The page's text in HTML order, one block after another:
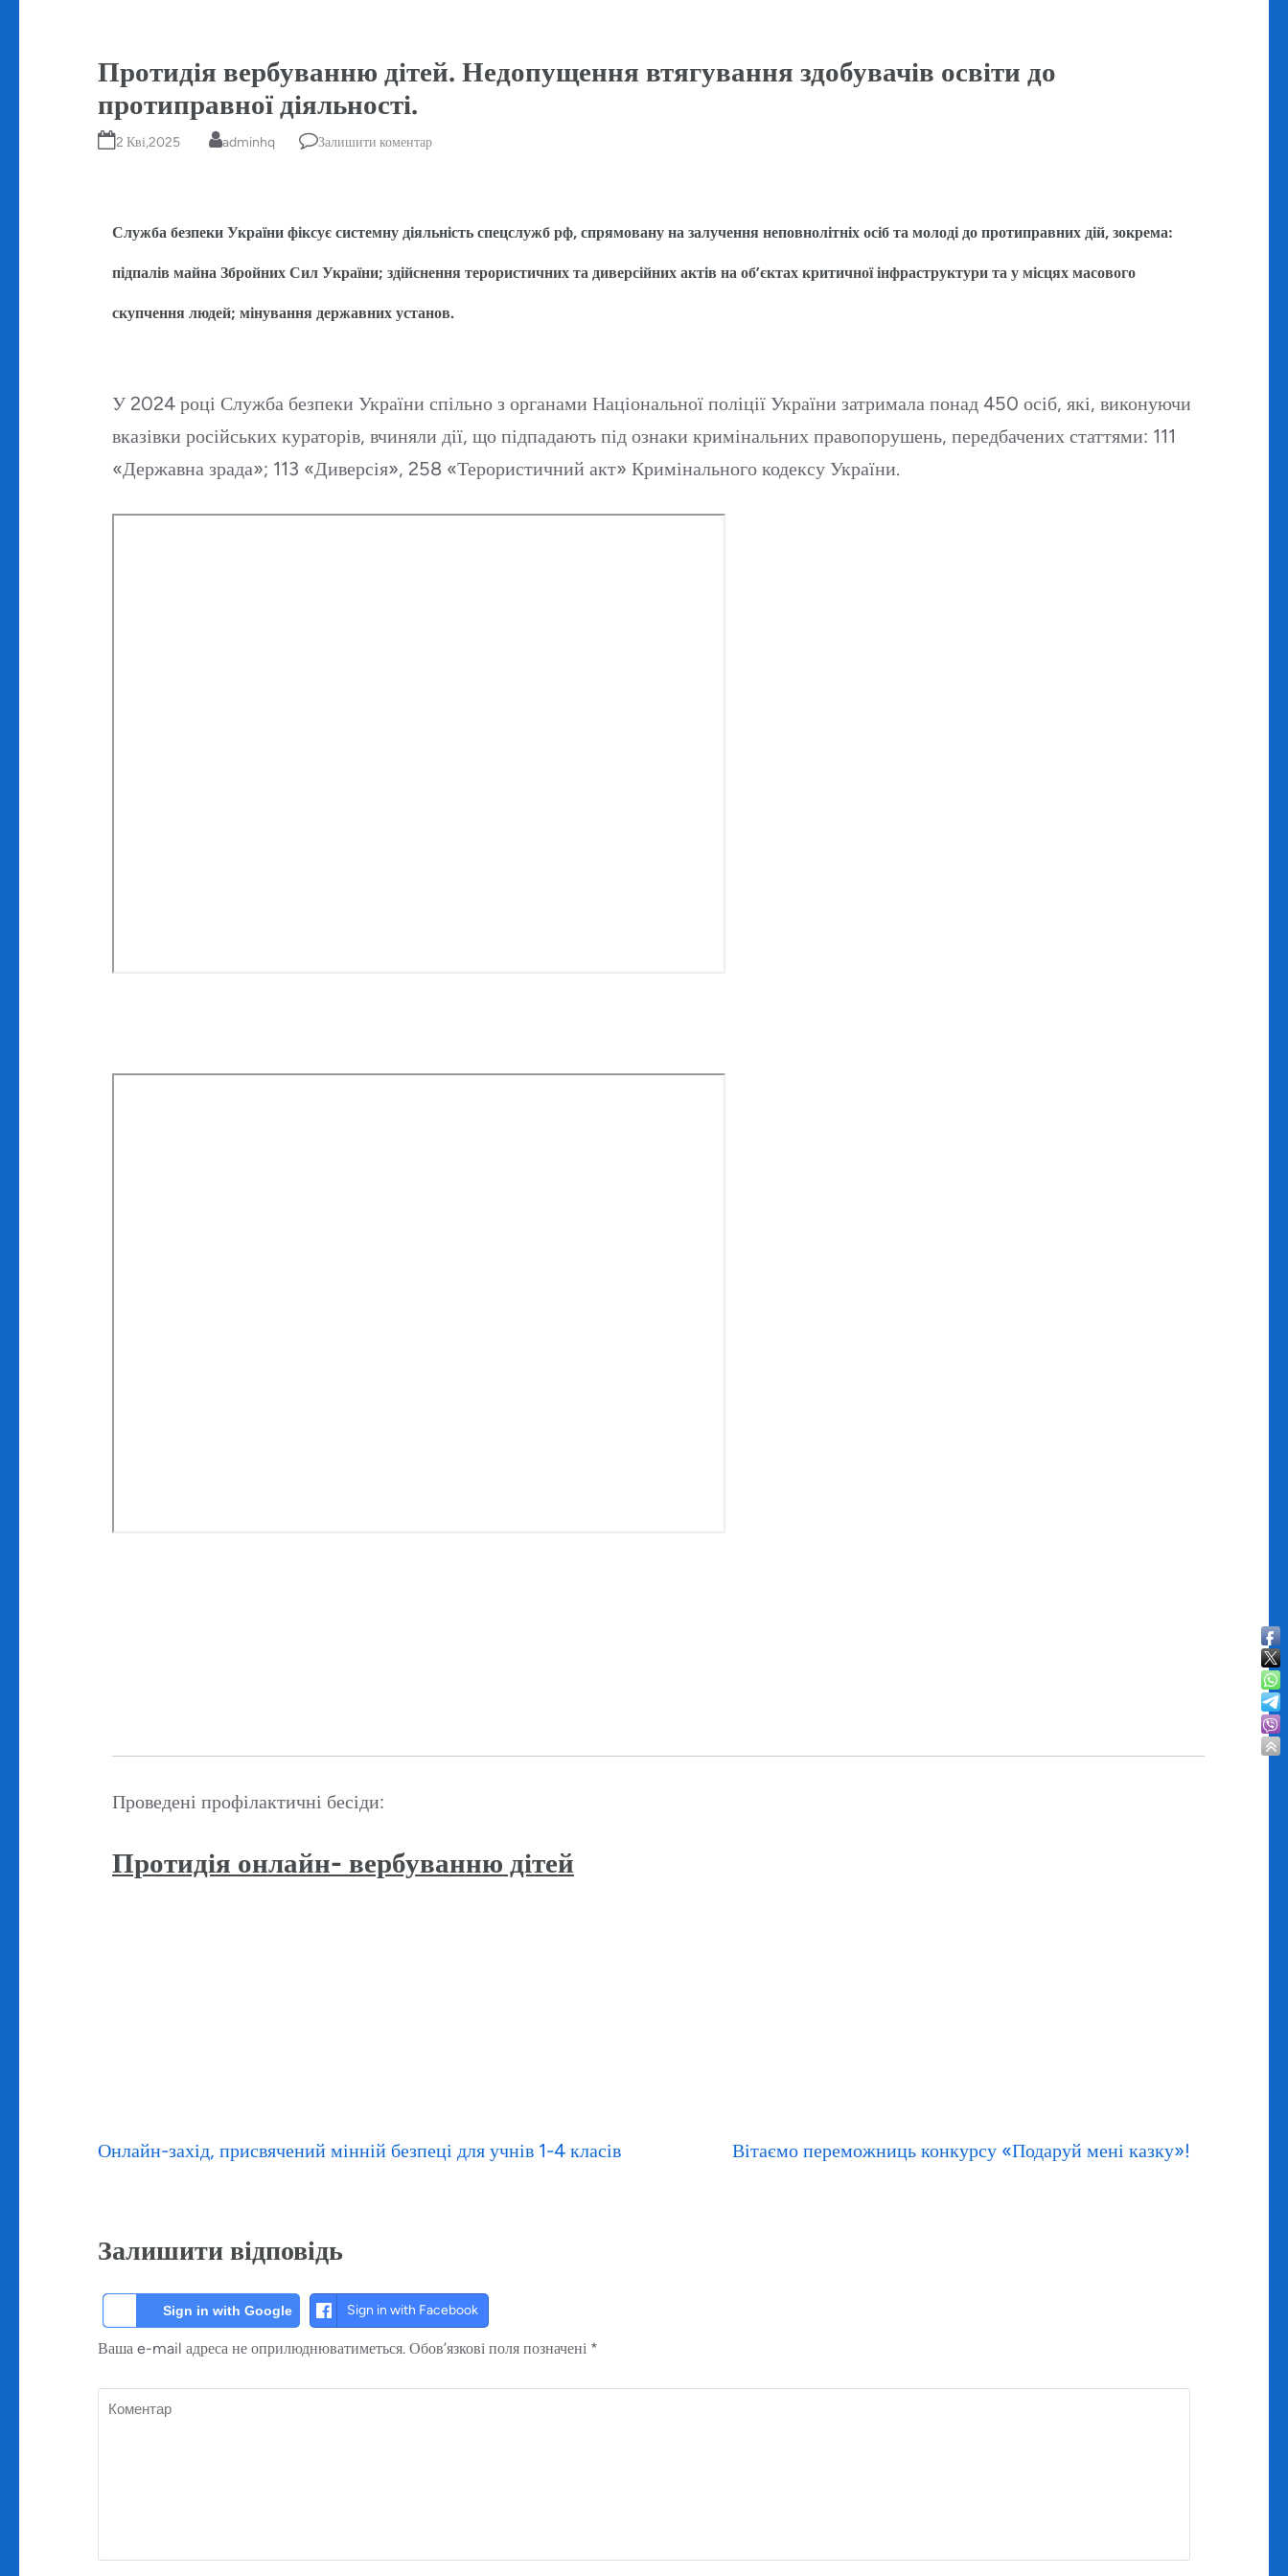
Протидія вербуванню дітей. Недопущення втягування здобувачів освіти до
протиправної діяльності.
2 Кві,2025 adminhq Залишити коментар
Служба безпеки України фіксує системну діяльність спецслужб рф, спрямовану на залучення неповнолітніх осіб та молоді до протиправних дій, зокрема:
підпалів майна Збройних Сил України; здійснення терористичних та диверсійних актів на об’єктах критичної інфраструктури та у місцях масового
скупчення людей; мінування державних установ.
У 2024 році Служба безпеки України спільно з органами Національної поліції України затримала понад 450 осіб, які, виконуючи
вказівки російських кураторів, вчиняли дії, що підпадають під ознаки кримінальних правопорушень, передбачених статтями: 111
«Державна зрада»; 113 «Диверсія», 258 «Терористичний акт» Кримінального кодексу України.
Проведені профілактичні бесіди:
Протидія онлайн- вербуванню дітей
Навігація
Онлайн-захід, присвячений мінній безпеці для учнів 1-4 класів Вітаємо переможниць конкурсу «Подаруй мені казку»!
Залишити відповідь
Sign in with Google Sign in with Facebook
Ваша e-mail адреса не оприлюднюватиметься. Обов’язкові поля позначені *
Коментар